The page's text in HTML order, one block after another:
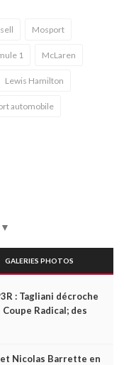
Mosport
1 McLaren
Lewis Hamilton
automobile
▼
GALERIES PHOTOS
: Tagliani décroche
Radical; des
Nicolas Barrette en